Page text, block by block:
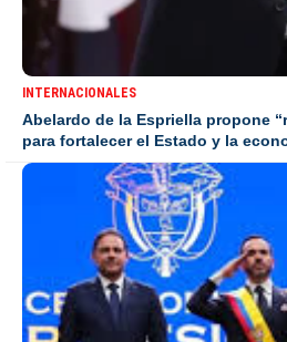
INTERNACIONALES
Abelardo de la Espriella propone
para fortalecer el Estado y la